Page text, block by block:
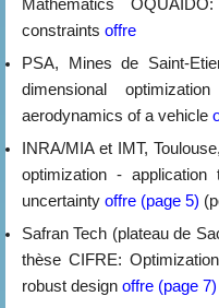
Mathematics
constraints offre
PSA, Mines de Saint-
dimensional
aerodynamics of a vehicle
INRA/MIA et IMT,
optimization -
uncertainty offre (page 5)
Safran Tech (plateau de
thèse CIFRE:
robust design offre (page 7)